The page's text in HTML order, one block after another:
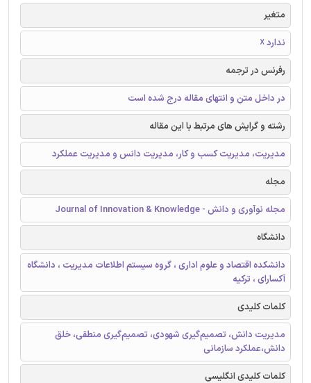
متغیر
ندارد ☓
رفرنس در ترجمه
در داخل متن و انتهای مقاله درج شده است
رشته و گرایش های مرتبط با این مقاله
مدیریت، مدیریت کسب و کار، مدیریت دانس و مدیریت عملکرد
مجله
مجله نوآوری و دانش - Journal of Innovation & Knowledge
دانشگاه
دانشکده اقتصاد و علوم اداری ، گروه سیستم اطلاعات مدیریت ، دانشگاه
آکسارای ، ترکیه
کلمات کلیدی
مدیریت دانش، تصمیم‌گیری شهودی، تصمیم‌گیری منطقی، خلق
دانش،عملکرد سازمانی
کلمات کلیدی انگلیسی